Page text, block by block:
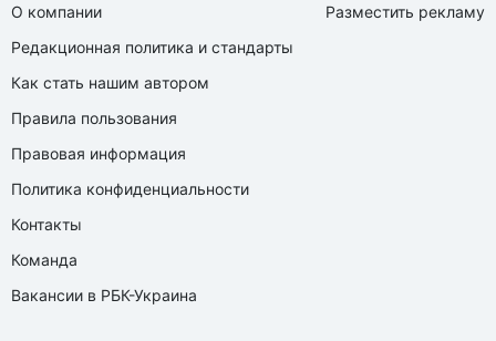
О компании
Редакционная политика и стандарты
Как стать нашим автором
Правила пользования
Правовая информация
Политика конфиденциальности
Контакты
Команда
Вакансии в РБК-Украина
Разместить рекламу